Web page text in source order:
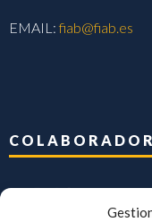
EMAIL:fiab@fiab.es